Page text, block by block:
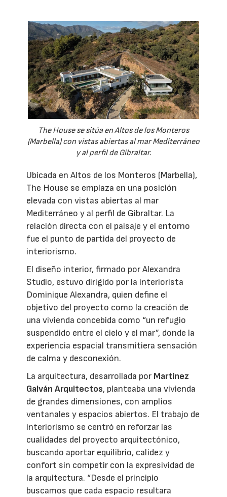
The House se sitúa en Altos de los Monteros
(Marbella) con vistas abiertas al mar Mediterráneo
y al perfil de Gibraltar.
Ubicada en Altos de los Monteros (Marbella),
The House se emplaza en una posición
elevada con vistas abiertas al mar
Mediterráneo y al perfil de Gibraltar. La
relación directa con el paisaje y el entorno
fue el punto de partida del proyecto de
interiorismo.
El diseño interior, firmado por Alexandra
Studio, estuvo dirigido por la interiorista
Dominique Alexandra, quien define el
objetivo del proyecto como la creación de
una vivienda concebida como “un refugio
suspendido entre el cielo y el mar”, donde la
experiencia espacial transmitiera sensación
de calma y desconexión.
La arquitectura, desarrollada por Martínez
Galván Arquitectos, planteaba una vivienda
de grandes dimensiones, con amplios
ventanales y espacios abiertos. El trabajo de
interiorismo se centró en reforzar las
cualidades del proyecto arquitectónico,
buscando aportar equilibrio, calidez y
confort sin competir con la expresividad de
la arquitectura. “Desde el principio
buscamos que cada espacio resultara